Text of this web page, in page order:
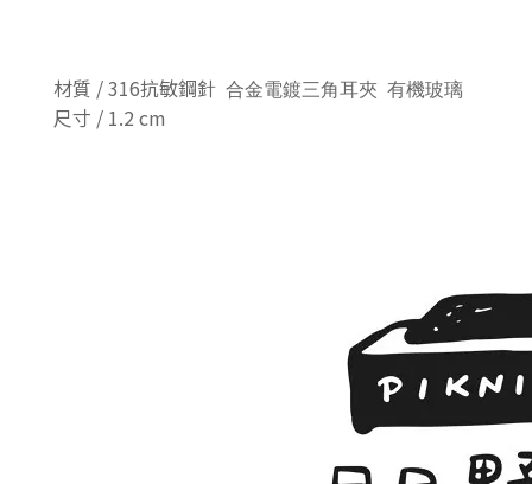
材質 / 316抗敏鋼針 合金電鍍三角耳夾 有機玻璃
尺寸 / 1.2 cm